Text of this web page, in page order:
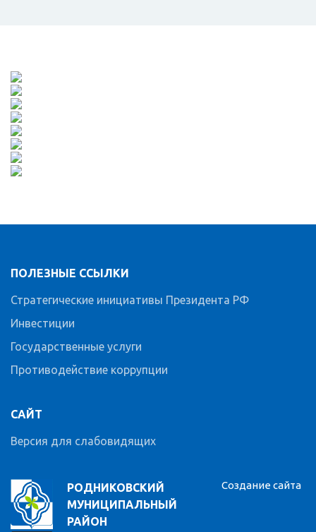
РОДНИКОВСКИЙ
МУНИЦИПАЛЬНЫЙ
РАЙОН
ПОЛЕЗНЫЕ ССЫЛКИ
Стратегические инициативы Президента РФ
Инвестиции
Государственные услуги
Противодействие коррупции
САЙТ
Версия для слабовидящих
Создание сайта